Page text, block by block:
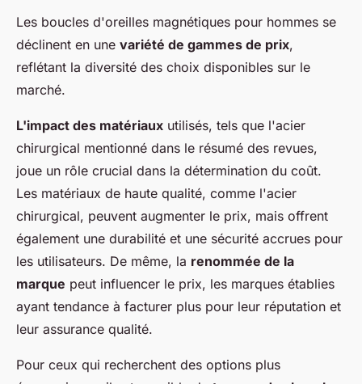
Les boucles d'oreilles magnétiques pour hommes se
déclinent en une variété de gammes de prix,
reflétant la diversité des choix disponibles sur le
marché.
L'impact des matériaux utilisés, tels que l'acier
chirurgical mentionné dans le résumé des revues,
joue un rôle crucial dans la détermination du coût.
Les matériaux de haute qualité, comme l'acier
chirurgical, peuvent augmenter le prix, mais offrent
également une durabilité et une sécurité accrues pour
les utilisateurs. De même, la renommée de la
marque peut influencer le prix, les marques établies
ayant tendance à facturer plus pour leur réputation et
leur assurance qualité.
Pour ceux qui recherchent des options plus